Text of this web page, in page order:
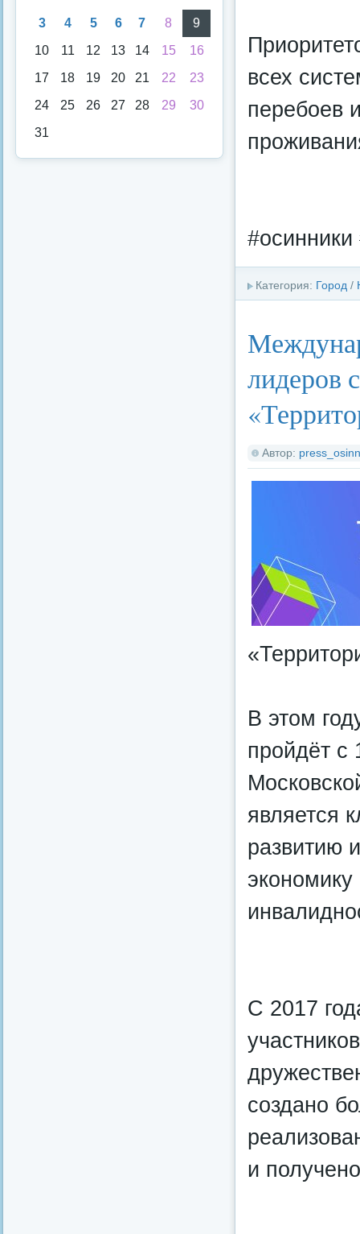
всех
перебоев
#осинники
Категория: Город /
лидеров
Автор:
В этом
пройдёт с
является
развитию
С 2017
создано
и
3
4 5 6 7 8
9
10
11 12 13 14 15
16
17
18 19 20 21 22
23
24
25 26 27 28 29
30
31